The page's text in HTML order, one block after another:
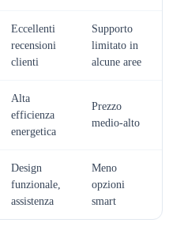
Eccellenti
recensioni
clienti
Supporto
limitato in
alcune aree
Alta
efficienza
energetica
Prezzo
medio-alto
Design
funzionale,
assistenza
Meno
opzioni
smart